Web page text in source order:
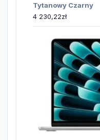
Tytanowy Czarny
4 230,22zł